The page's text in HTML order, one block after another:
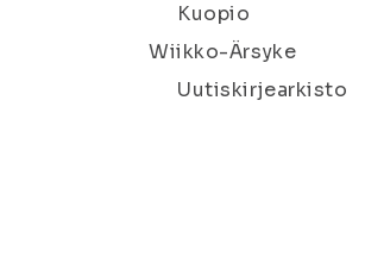
Kuopio
Wiikko-Ärsyke
Uutiskirjearkisto